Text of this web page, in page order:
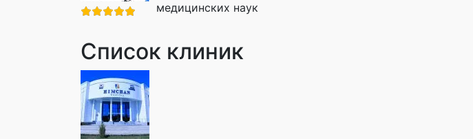
медицинских наук
Список клиник